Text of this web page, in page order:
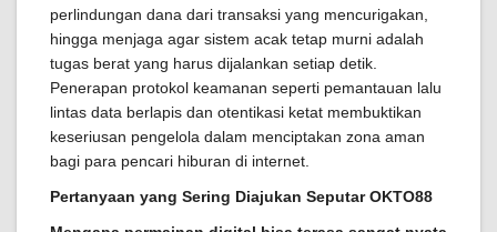
perlindungan dana dari transaksi yang mencurigakan,
hingga menjaga agar sistem acak tetap murni adalah
tugas berat yang harus dijalankan setiap detik.
Penerapan protokol keamanan seperti pemantauan lalu
lintas data berlapis dan otentikasi ketat membuktikan
keseriusan pengelola dalam menciptakan zona aman
bagi para pencari hiburan di internet.
Pertanyaan yang Sering Diajukan Seputar OKTO88